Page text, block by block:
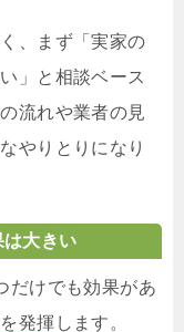
、まず「実家の
」と相談ベース
流れや業者の見
やりとりになり
大きい
だけでも効果があ
発揮します。